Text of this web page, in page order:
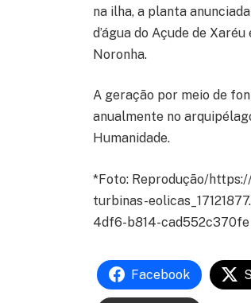
na ilha, a planta
d’água do Açude de
Noronha.
A geração por meio de
anualmente no
Humanidade.
*Foto: Reprodução/
turbinas-
4df6-b814-cad552c370fe
Facebook